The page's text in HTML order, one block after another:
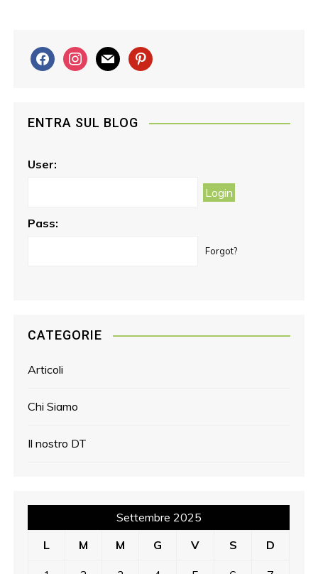
f
a
b
o
i
n
a
m
a
p
e
ENTRA SUL BLOG
User:
Pass:
Forgot?
CATEGORIE
Articoli
Chi Siamo
Il nostro DT
Settembre 2025
L
M M G V S D